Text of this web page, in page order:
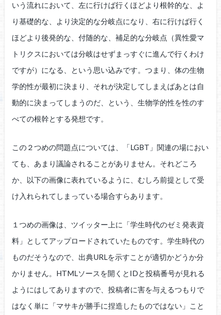
いう流れにおいて、左に行けば行くほどより根幹的な、よ
り基礎的な、より決定的な分岐点になり、右に行けば行く
ほどより後発的な、付随的な、補足的な分岐点（異性愛マ
トリクスにおいては分岐はせずまっすぐに進んで行くわけ
ですが）になる、という思い込みです。つまり、体の生物
学的性が最初に決まり、それが決定してしまえばあとは自
動的に決まってしまうのだ、という、生物学的性を性のす
べての根幹とする発想です。
この２つめの問題点については、「LGBT」関連の場におい
ても、あまり議論されることがありません。それどころ
か、以下の画像に表れているように、むしろ前提として受
け入れられてしまっている場合すらあります。
１つめの画像は、ツイッター上に「学生時代のゼミ発表資
料」としてアップロードされていたものです。学生時代の
ものだそうなので、出典URLを示すことが適切かどうか分
かりません。HTMLソースを開くとIDと投稿番号が見れる
ようにはしてありますので、投稿者に害を与えるつもりで
はなく単に「マサキが勝手に捏造したものではない」こと